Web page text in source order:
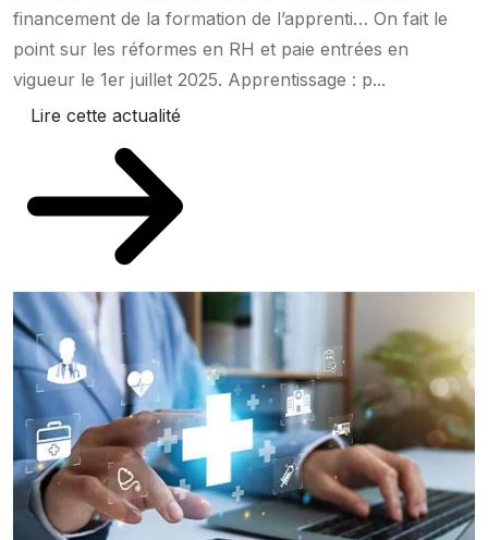
financement de la formation de l’apprenti… On fait le
point sur les réformes en RH et paie entrées en
vigueur le 1er juillet 2025. Apprentissage : p...
Lire cette actualité